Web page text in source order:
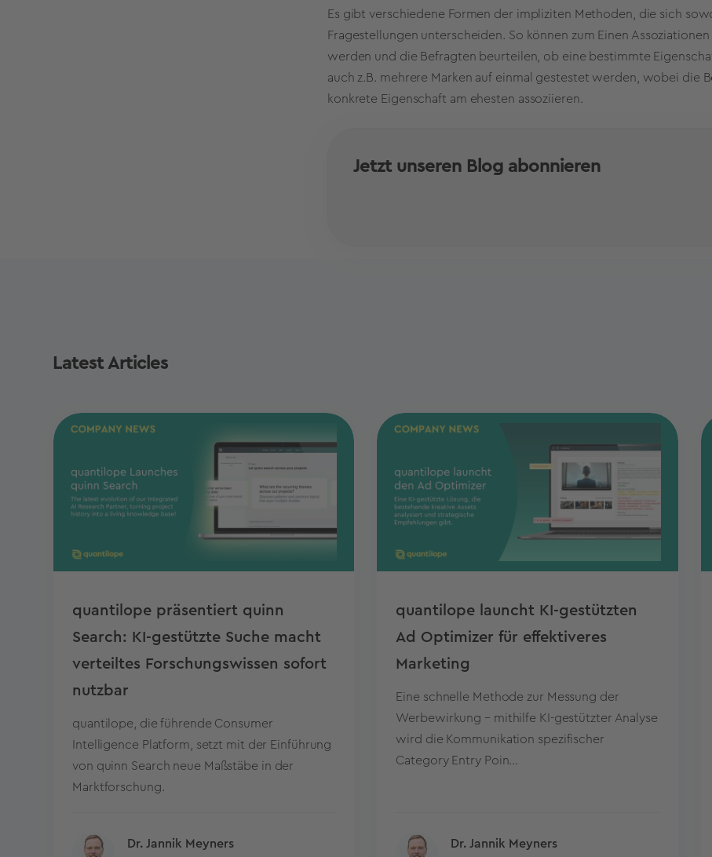
Es gibt verschiedene Formen der impliziten Methoden, die sich
Fragestellungen unterscheiden. So können zum Einen
werden und die Befragten beurteilen, ob eine bestimmte
auch z.B. mehrere Marken auf einmal gestestet werden, wobei die
konkrete Eigenschaft am ehesten assoziieren.
Jetzt unseren Blog abonnieren
Latest Articles
quantilope präsentiert quinn
Search: KI-gestützte Suche macht
verteiltes Forschungswissen sofort
nutzbar
quantilope, die führende Consumer
Intelligence Platform, setzt mit der Einführung
von quinn Search neue Maßstäbe in der
Marktforschung.
Dr. Jannik Meyners
quantilope launcht KI-gestützten
Ad Optimizer für effektiveres
Marketing
Eine schnelle Methode zur Messung der
Werbewirkung – mithilfe KI-gestützter Analyse
wird die Kommunikation spezifischer
Category Entry Poin...
Dr. Jannik Meyners